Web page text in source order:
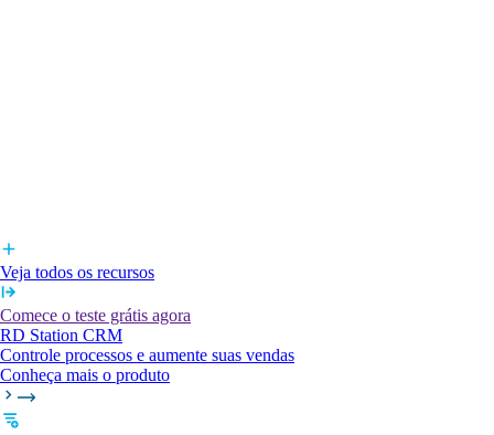
Veja todos os recursos
Comece o teste grátis agora
RD Station CRM
Controle processos e aumente suas vendas
Conheça mais o produto